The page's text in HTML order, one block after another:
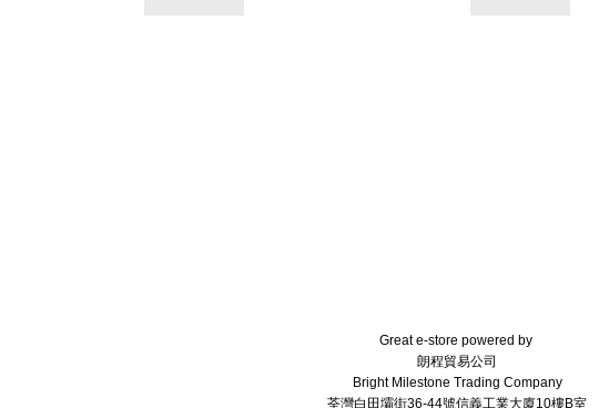
Great e-store powered by
朗程貿易公司
Bright Milestone Trading Company
荃灣白田壩街36-44號信義工業大廈10樓B室